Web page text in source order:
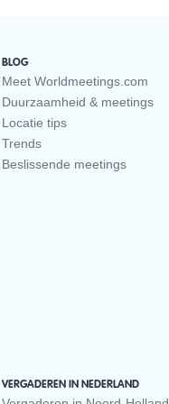
BLOG
Meet Worldmeetings.com
Duurzaamheid & meetings
Locatie tips
Trends
Beslissende meetings
VERGADEREN IN NEDERLAND